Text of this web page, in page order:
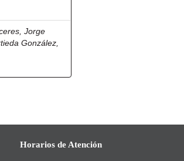
Jorge
González,
Horarios de Atención